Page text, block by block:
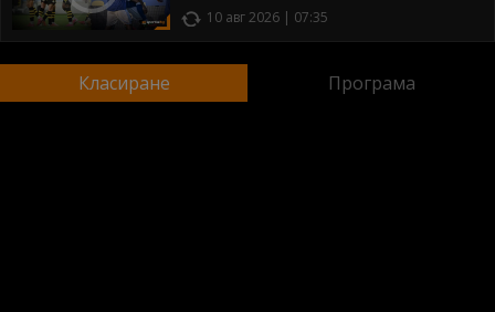
10 авг 2026 | 07:35
Класиране Програма